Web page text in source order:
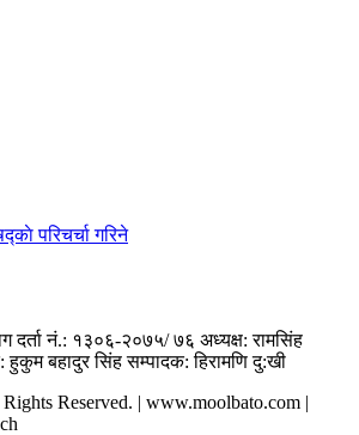
परिचर्चा गरिने
दर्ता नं.: १३०६-२०७५/ ७६ अध्यक्ष: रामसिंह
हुकुम बहादुर सिंह सम्पादक: हिरामणि दु:खी
Reserved. | www.moolbato.com |